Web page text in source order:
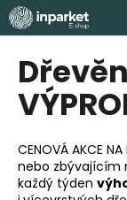
Přejít
na
obsah
CENOVÁ AKCE
nebo zbývajícím
každý týden
K
o
C
o
p
o
t